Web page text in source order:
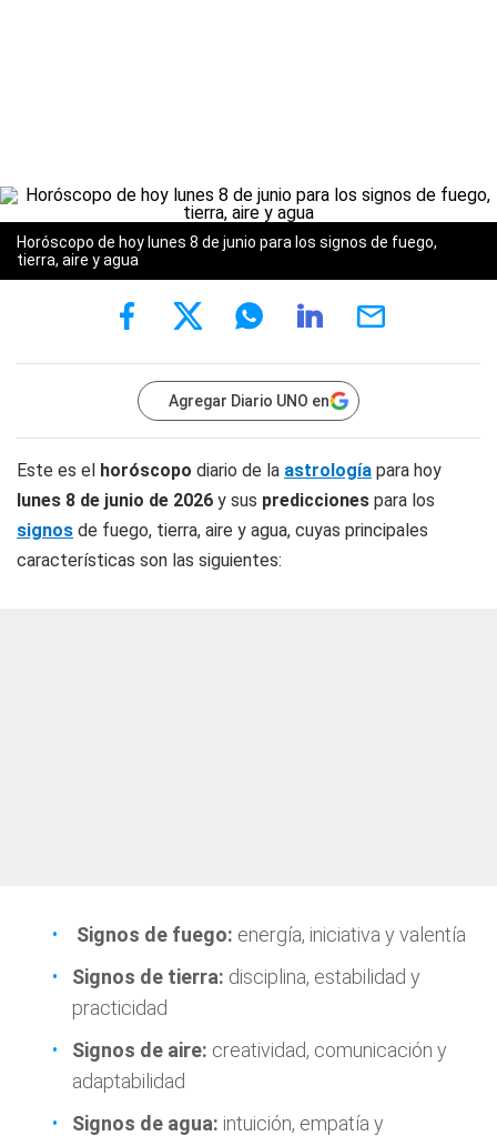
Horóscopo de hoy lunes 8 de junio para los signos de fuego,
tierra, aire y agua
Agregar Diario UNO en
Este es el horóscopo diario de la astrología para hoy
lunes 8 de junio de 2026 y sus predicciones para los
signos de fuego, tierra, aire y agua, cuyas principales
características son las siguientes:
Signos de fuego: energía, iniciativa y valentía
Signos de tierra: disciplina, estabilidad y
practicidad
Signos de aire: creatividad, comunicación y
adaptabilidad
Signos de agua: intuición, empatía y